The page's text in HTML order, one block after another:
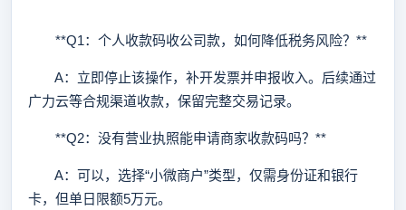
**Q1：个人收款码收公司款，如何降低税务风险？**
A：立即停止该操作，补开发票并申报收入。后续通过
广力云等合规渠道收款，保留完整交易记录。
**Q2：没有营业执照能申请商家收款码吗？**
A：可以，选择“小微商户”类型，仅需身份证和银行
卡，但单日限额5万元。